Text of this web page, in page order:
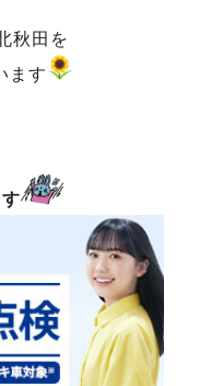
秋田を
ます